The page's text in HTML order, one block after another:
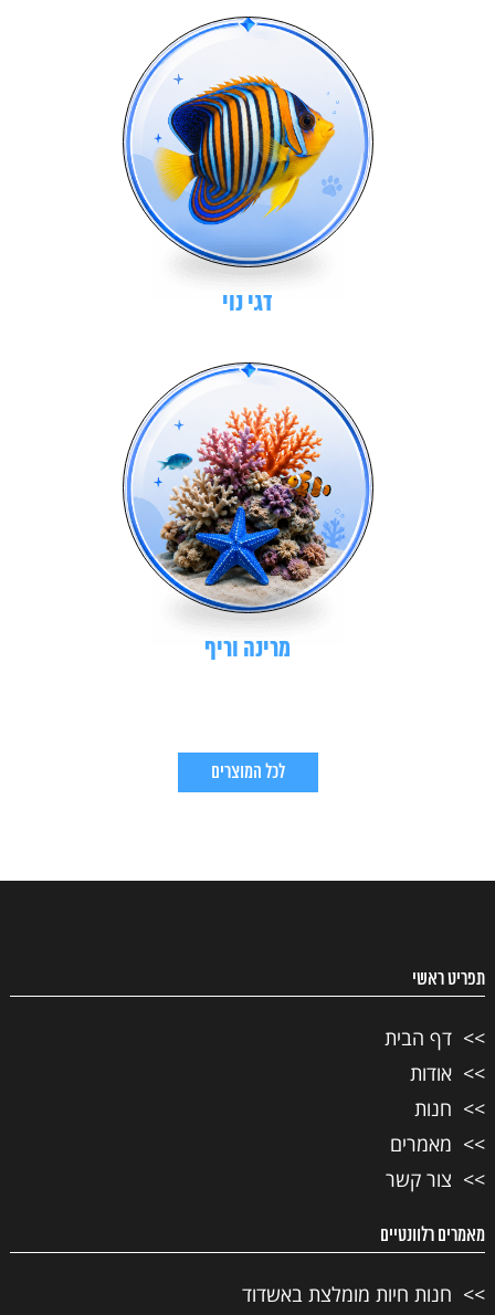
דגי נוי
מרינה וריף
לכל המוצרים
תפריט ראשי
דף הבית
אודות
חנות
מאמרים
צור קשר
מאמרים רלוונטיים
חנות חיות מומלצת באשדוד